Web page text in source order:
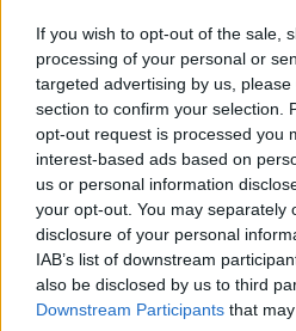
If you wish to opt-out of the sale,
processing of your personal or
targeted advertising by us,
section to confirm your selection.
opt-out request is processed you
interest-based ads based on
us or personal information
your opt-out. You may separately
disclosure of your personal
IAB’s list of downstream
also be disclosed by us to third
Downstream Participants that
Ράνια Τζίμα: Τι έγινε;
Γιάννης
tweets; ε; Γιατί, σε
άντρες;
Ράνια Τζίμα: Με